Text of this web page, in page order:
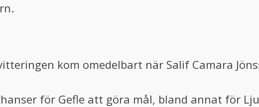
kom omedelbart när Salif Camara
för Gefle att göra mål, bland annat för